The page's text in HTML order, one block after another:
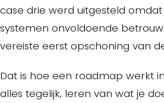
case drie werd uitgesteld
systemen onvoldoende
vereiste eerst opschoning van
Dat is hoe een roadmap werkt
alles tegelijk, leren van wat je